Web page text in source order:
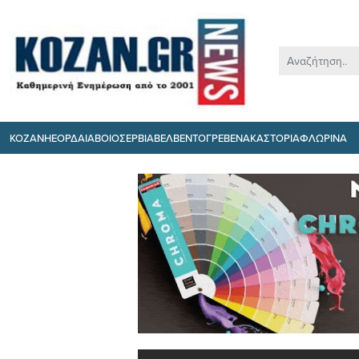
ΚΟΖΑΝΗΕΟΡΔΑΙΑΒΟΙΟΣΕΡΒΙΑΒΕΛΒΕΝΤΟΓΡΕΒΕΝΑΚΑΣΤΟΡΙΑΦΛΩΡΙΝΑ